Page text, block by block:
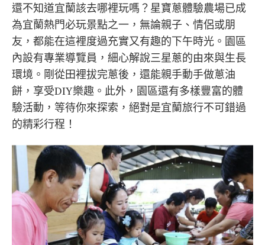
還不知道宜蘭該去哪裡玩嗎？星寶蔥體驗農場已成
為宜蘭熱門必玩景點之一，無論親子、情侶或朋
友，都能在這裡度過充實又有趣的下午時光。園區
內設有專業導覽員，細心解說三星蔥的由來與生長
環境。剛從田裡拔完蔥後，還能親手動手做蔥油
餅，享受DIY樂趣。此外，園區還有多樣豐富的體
驗活動，等待你來探索，絕對是宜蘭旅行不可錯過
的精彩行程！